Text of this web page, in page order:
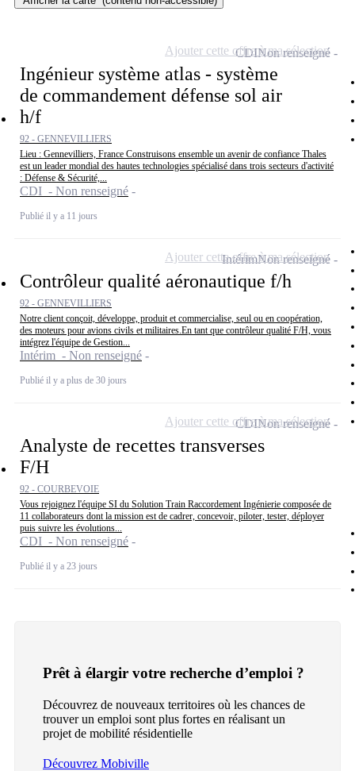
Ingénieur système atlas - système
de commandement défense sol air
h/f
92 - GENNEVILLIERS
Lieu : Gennevilliers, France Construisons ensemble un avenir de confiance Thales
est un leader mondial des hautes technologies spécialisé dans trois secteurs d'activité
: Défense & Sécurité,...
CDI - Non renseigné
Publié il y a 11 jours
CDINon renseigné
Ajouter cette offre à ma sélection
Contrôleur qualité aéronautique f/h
92 - GENNEVILLIERS
Notre client conçoit, développe, produit et commercialise, seul ou en coopération,
des moteurs pour avions civils et militaires.En tant que contrôleur qualité F/H, vous
intégrez l'équipe de Gestion...
Intérim - Non renseigné
Publié il y a plus de 30 jours
IntérimNon renseigné
Ajouter cette offre à ma sélection
Analyste de recettes transverses
F/H
92 - COURBEVOIE
Vous rejoignez l'équipe SI du Solution Train Raccordement Ingénierie composée de
11 collaborateurs dont la mission est de cadrer, concevoir, piloter, tester, déployer
puis suivre les évolutions...
CDI - Non renseigné
Publié il y a 23 jours
CDINon renseigné
Ajouter cette offre à ma sélection
Prêt à élargir votre recherche d’emploi ?
Découvrez de nouveaux territoires où les chances de
trouver un emploi sont plus fortes en réalisant un
projet de mobilité résidentielle
Découvrez Mobiville